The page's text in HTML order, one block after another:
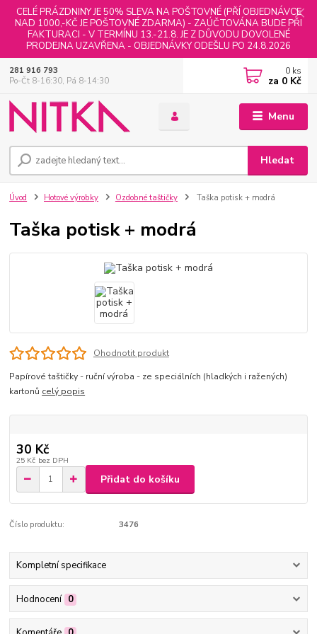
CELÉ PRÁZDNINY JE 50% SLEVA NA POŠTOVNÉ (PŘÍ OBJEDNÁVCE
NAD 1000,-KČ JE POŠTOVNÉ ZDARMA) - ZAÚČTOVÁNA BUDE PŘI
FAKTURACI - V TERMÍNU 13.-21.8. JE Z DŮVODU DOVOLENÉ
PRODEJNA UZAVŘENA - OBJEDNÁVKY ODEŠLU PO 24.8.2026
Menu
Hledat
281 916 793
Po-Čt 8-16:30, Pá 8-14:30
0 ks
za 0 Kč
Úvod Hotové výrobky Ozdobné taštičky Taška potisk + modrá
Taška potisk + modrá
Ohodnotit produkt
Papírové taštičky - ruční výroba - ze speciálních (hladkých i ražených)
kartonů celý popis
30 Kč
25 Kč bez DPH
Přidat do košíku
Číslo produktu: 3476
Kompletní specifikace
Hodnocení 0